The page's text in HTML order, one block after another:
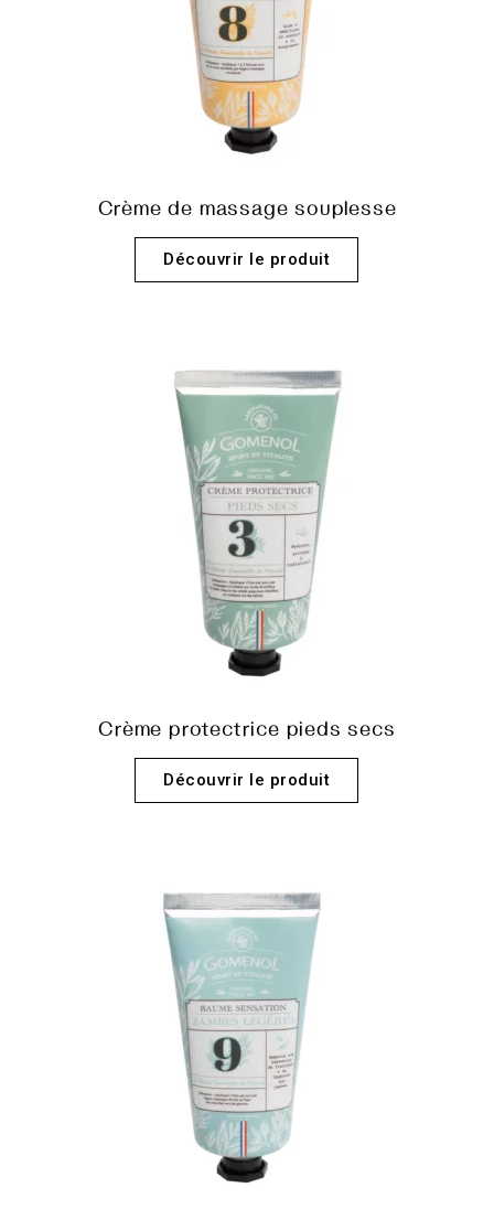
Crème de massage souplesse
Découvrir le produit
Crème protectrice pieds secs
Découvrir le produit